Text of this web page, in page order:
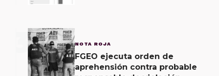
3 NOTA ROJA
FGEO ejecuta orden de
aprehensión contra probable